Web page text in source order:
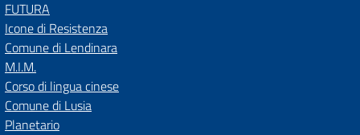
FUTURA
Icone di Resistenza
Comune di Lendinara
M.I.M.
Corso di lingua cinese
Comune di Lusia
Planetario